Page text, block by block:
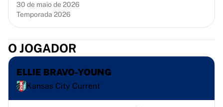
Fenerbahçe Basquete
Eslovênia
Virtus Bologna
Guerri Napoli
Outros esportes
Ciclismo
Team Visma | Lease a bike
Soudal Quick Step
Netcompany INEOS
30 de maio de 2026
Temporada 2026
O JOGADOR
ELLIE BRAVO-YOUNG
Kansas City Current